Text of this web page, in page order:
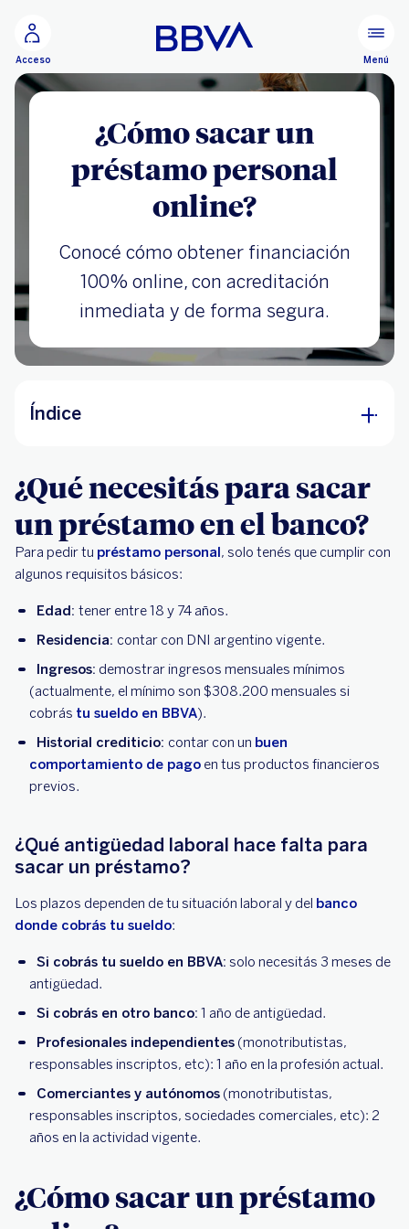
Acceso Menú
¿Cómo sacar un
préstamo personal
online?
Conocé cómo obtener financiación
100% online, con acreditación
inmediata y de forma segura.
Índice
banco?
¿Cómo sacar un préstamo online?
4 consejos al pedir un préstamo personal
online?
¿Qué necesitás para sacar
un préstamo en el banco?
Para pedir tu préstamo personal, solo tenés que cumplir con
algunos requisitos básicos:
Edad: tener entre 18 y 74 años.
Residencia: contar con DNI argentino vigente.
Ingresos: demostrar ingresos mensuales mínimos
(actualmente, el mínimo son $308.200 mensuales si
cobrás tu sueldo en BBVA).
Historial crediticio: contar con un buen
comportamiento de pago en tus productos financieros
previos.
¿Qué antigüedad laboral hace falta para
sacar un préstamo?
Los plazos dependen de tu situación laboral y del banco
donde cobrás tu sueldo:
Si cobrás tu sueldo en BBVA: solo necesitás 3 meses de
antigüedad.
Si cobrás en otro banco: 1 año de antigüedad.
Profesionales independientes (monotributistas,
responsables inscriptos, etc): 1 año en la profesión actual.
Comerciantes y autónomos (monotributistas,
responsables inscriptos, sociedades comerciales, etc): 2
años en la actividad vigente.
¿Cómo sacar un préstamo